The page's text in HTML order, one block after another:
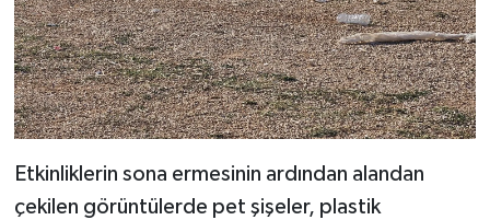
Etkinliklerin sona ermesinin ardından alandan
çekilen görüntülerde pet şişeler, plastik